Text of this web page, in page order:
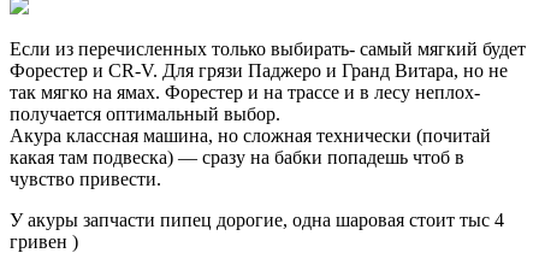
Если из перечисленных только выбирать- самый мягкий будет
Форестер и CR-V. Для грязи Паджеро и Гранд Витара, но не
так мягко на ямах. Форестер и на трассе и в лесу неплох-
получается оптимальный выбор.
Акура классная машина, но сложная технически (почитай
какая там подвеска) — сразу на бабки попадешь чтоб в
чувство привести.
У акуры запчасти пипец дорогие, одна шаровая стоит тыс 4
гривен )